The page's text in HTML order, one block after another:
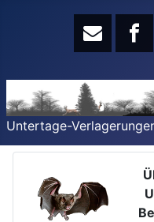
Untertage-